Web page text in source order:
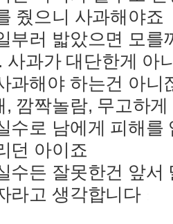
줬으니 사과해야죠
부러 밟았으면 모
사과가 대단한게 아
과해야 하는건 아니
, 깜짝놀람, 무고하
수로 남에게 피해
던 아이죠
수든 잘못한건 앞
라고 생각합니다